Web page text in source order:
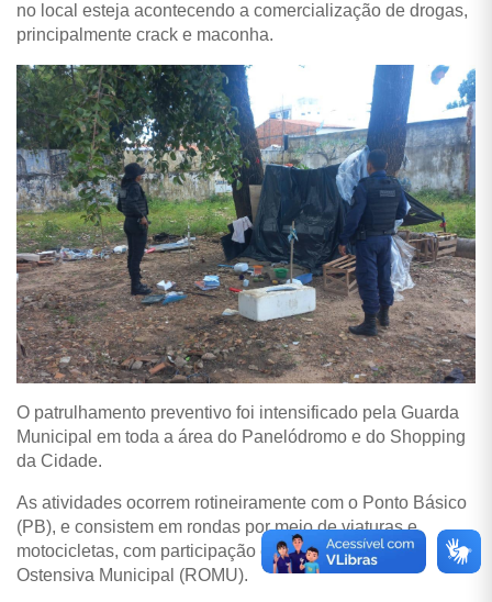
no local esteja acontecendo a comercialização de drogas,
principalmente crack e maconha.
O patrulhamento preventivo foi intensificado pela Guarda
Municipal em toda a área do Panelódromo e do Shopping
da Cidade.
As atividades ocorrem rotineiramente com o Ponto Básico
(PB), e consistem em rondas por meio de viaturas e
motocicletas, com participação constante da Ronda
Ostensiva Municipal (ROMU).